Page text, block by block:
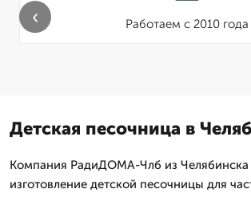
Работаем с 2010 года
‹
Детская песочница в
Компания РадиДОМА-Члб из Челябинска
изготовление детской песочницы для